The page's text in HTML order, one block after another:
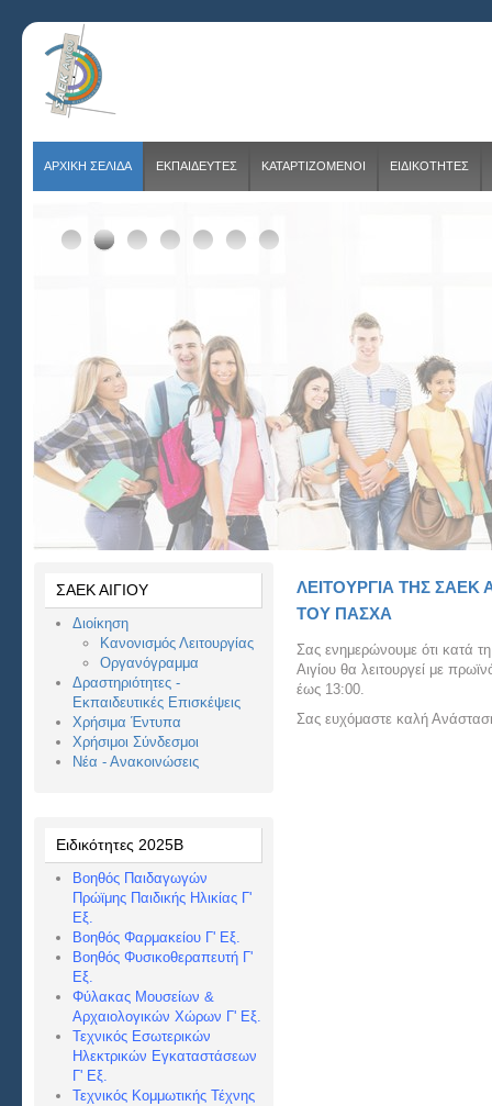
ΑΡΧΙΚΗ ΣΕΛΙΔΑ ΕΚΠΑΙΔΕΥΤΕΣ ΚΑΤΑΡΤΙΖΟΜΕΝΟΙ ΕΙΔΙΚΟΤΗΤΕΣ
ΣΑΕΚ ΑΙΓΙΟΥ
Διοίκηση
Κανονισμός Λειτουργίας
Οργανόγραμμα
Δραστηριότητες -
Εκπαιδευτικές Επισκέψεις
Χρήσιμα Έντυπα
Χρήσιμοι Σύνδεσμοι
Νέα - Ανακοινώσεις
Ειδικότητες 2025Β
Βοηθός Παιδαγωγών
Πρώϊμης Παιδικής Ηλικίας Γ'
Εξ.
Βοηθός Φαρμακείου Γ' Εξ.
Βοηθός Φυσικοθεραπευτή Γ'
Εξ.
Φύλακας Μουσείων &
Αρχαιολογικών Χώρων Γ' Εξ.
Τεχνικός Εσωτερικών
Ηλεκτρικών Εγκαταστάσεων
Γ' Εξ.
Τεχνικός Κομμωτικής Τέχνης
ΛΕΙΤΟΥΡΓΊΑ ΤΗΣ ΣΑΕΚ
ΤΟΥ ΠΆΣΧΑ
Σας ενημερώνουμε ότι κατά
Αιγίου θα λειτουργεί με
έως 13:00.
Σας ευχόμαστε καλή